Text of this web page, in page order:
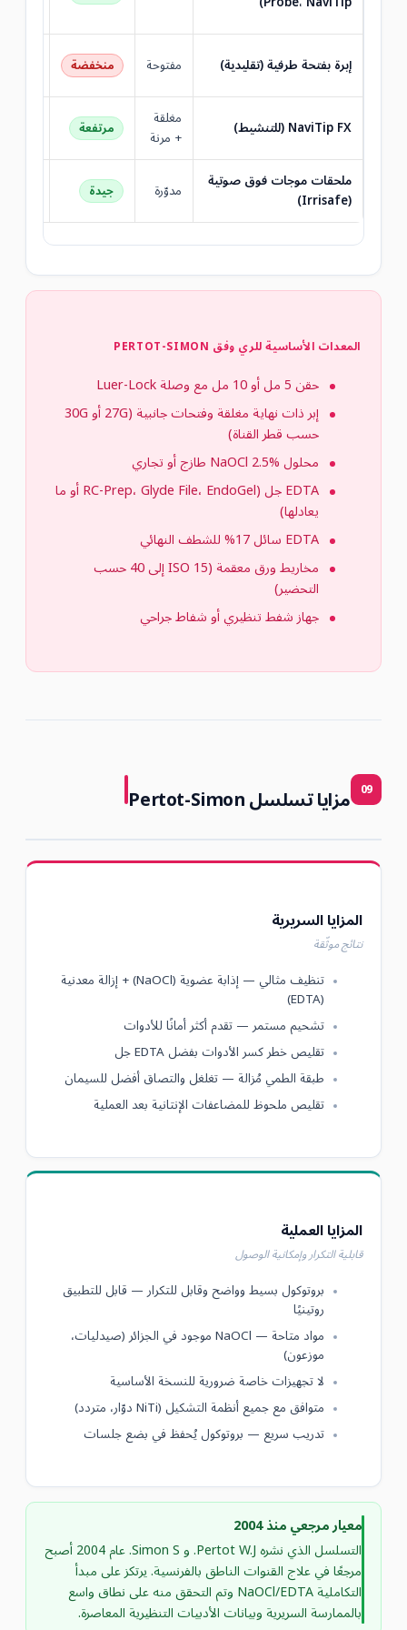
إبرة بفتحة طرفية (تقليدية) مفتوحة منخفضة
NaviTip FX (للتنشيط) مغلقة
+ مرنة مرتفعة
ملحقات موجات فوق صوتية
(Irrisafe) مدوّرة جيدة
المعدات الأساسية للري وفق PERTOT-SIMON
حقن 5 مل أو 10 مل مع وصلة Luer-Lock
إبر ذات نهاية مغلقة وفتحات جانبية (27G أو 30G
حسب قطر القناة)
محلول NaOCl 2.5% طازج أو تجاري
EDTA جل (RC-Prep، Glyde File، EndoGel أو ما
يعادلها)
EDTA سائل 17% للشطف النهائي
مخاريط ورق معقمة (ISO 15 إلى 40 حسب
التحضير)
جهاز شفط تنظيري أو شفاط جراحي
09 مزايا تسلسل Pertot-Simon
المزايا السريرية
نتائج موثّقة
تنظيف مثالي — إذابة عضوية (NaOCl) + إزالة معدنية
(EDTA)
تشحيم مستمر — تقدم أكثر أمانًا للأدوات
تقليص خطر كسر الأدوات بفضل EDTA جل
طبقة الطمي مُزالة — تغلغل والتصاق أفضل للسيمان
تقليص ملحوظ للمضاعفات الإنتانية بعد العملية
المزايا العملية
قابلية التكرار وإمكانية الوصول
بروتوكول بسيط وواضح وقابل للتكرار — قابل للتطبيق
روتينيًا
مواد متاحة — NaOCl موجود في الجزائر (صيدليات،
موزعون)
لا تجهيزات خاصة ضرورية للنسخة الأساسية
متوافق مع جميع أنظمة التشكيل (NiTi دوّار، متردد)
تدريب سريع — بروتوكول يُحفظ في بضع جلسات
معيار مرجعي منذ 2004
التسلسل الذي نشره Pertot W.J. و Simon S. عام 2004 أصبح
مرجعًا في علاج القنوات الناطق بالفرنسية. يرتكز على مبدأ
التكاملية NaOCl/EDTA وتم التحقق منه على نطاق واسع
بالممارسة السريرية وبيانات الأدبيات التنظيرية المعاصرة.